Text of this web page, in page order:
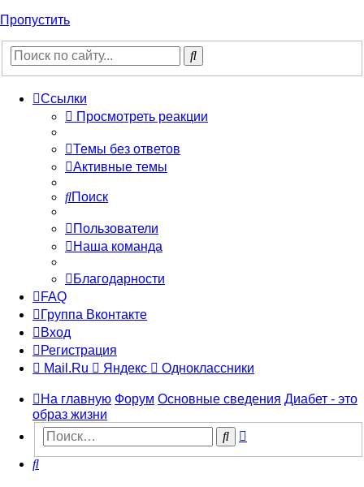
Пропустить
Ссылки
Просмотреть реакции
Темы без ответов
Активные темы
Поиск
Пользователи
Наша команда
Благодарности
FAQ
Группа Вконтакте
Вход
Регистрация
Mail.Ru
Яндекс Одноклассники
На главную Форум Основные сведения Диабет - это
образ жизни
Поиск
Поиск